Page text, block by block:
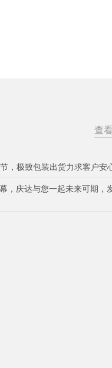
查
，极致包装出货力求客户安
，庆达与您一起未来可期，